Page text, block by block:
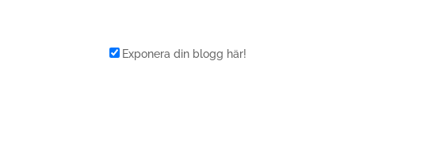
Exponera din blogg här!